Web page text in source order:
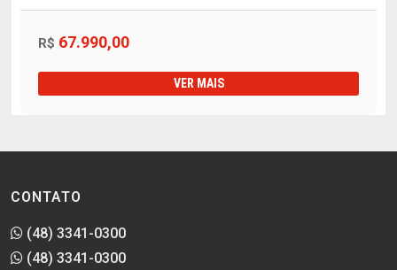
R$ 67.990,00
VER MAIS
CONTATO
(48) 3341-0300
(48) 3341-0300